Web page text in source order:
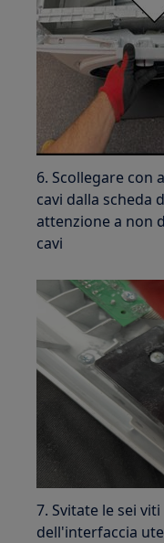
6. Scollegare con
cavi dalla scheda
attenzione a non
cavi
7. Svitate le sei
dell'interfaccia